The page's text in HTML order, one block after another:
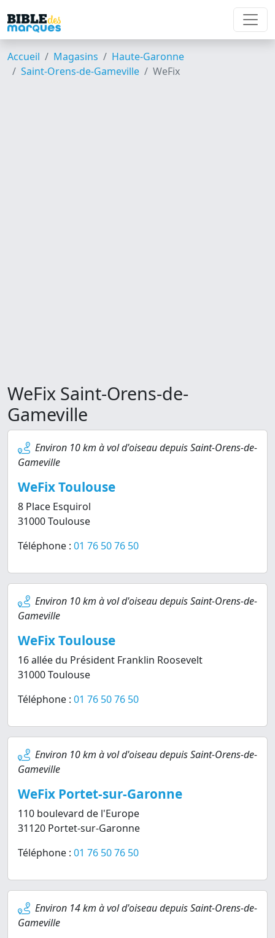
Accueil Magasins
Haute-Garonne
Saint-Orens-de-Gameville
WeFix
WeFix Saint-Orens-de-
Gameville
Environ 10 km à vol d'oiseau depuis Saint-Orens-de-
Gameville
WeFix Toulouse
8 Place Esquirol
31000 Toulouse
Téléphone : 01 76 50 76 50
Environ 10 km à vol d'oiseau depuis Saint-Orens-de-
Gameville
WeFix Toulouse
16 allée du Président Franklin Roosevelt
31000 Toulouse
Téléphone : 01 76 50 76 50
Environ 10 km à vol d'oiseau depuis Saint-Orens-de-
Gameville
WeFix Portet-sur-Garonne
110 boulevard de l'Europe
31120 Portet-sur-Garonne
Téléphone : 01 76 50 76 50
Environ 14 km à vol d'oiseau depuis Saint-Orens-de-
Gameville